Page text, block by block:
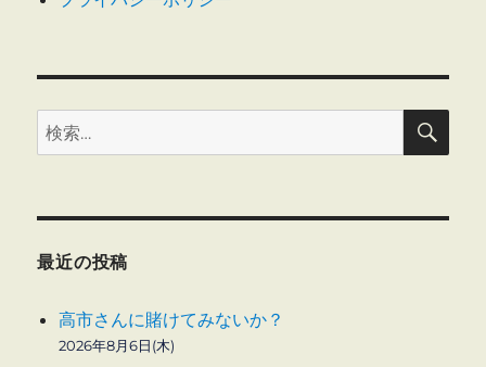
検
索:
検
最近の投稿
高市さんに賭けてみないか？
2026年8月6日(木)